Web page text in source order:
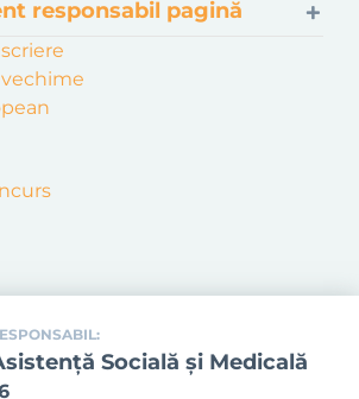
responsabil pagină
Socială şi Medicală